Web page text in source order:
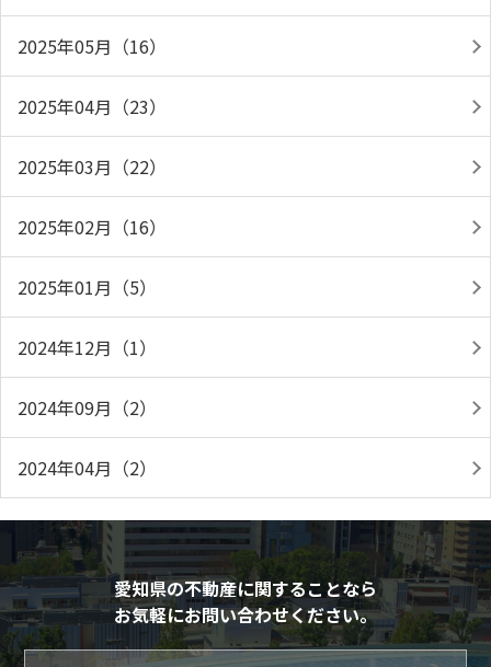
2025年05月（16）
2025年04月（23）
2025年03月（22）
2025年02月（16）
2025年01月（5）
2024年12月（1）
2024年09月（2）
2024年04月（2）
愛知県の不動産に関することなら
お気軽にお問い合わせください。